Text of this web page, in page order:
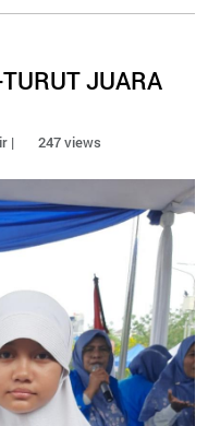
JUARA
| 247 views